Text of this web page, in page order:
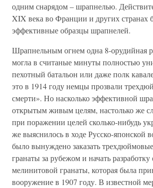
одним снарядом – шрапнелью.
XIX века во Франции и других странах
эффективные образцы шрапнелей.
Шрапнельным огнем одна 8-орудийная
могла в считаные минуты полностью
пехотный батальон или даже полк
это в 1914 году немцы прозвали
смерти». Но насколько эффективной
открытым живым целям, настолько же
при поражении целей сколько-нибудь
же выяснилось в ходе Русско-японской
было вынуждено заказать
гранаты за рубежом и начать разработку
мелинитовой гранаты, которая была
вооружение в 1907 году. В известной